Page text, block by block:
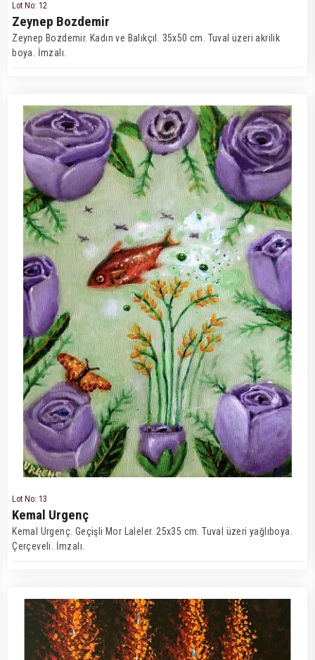
Lot No: 12
Zeynep Bozdemir
Zeynep Bozdemir. Kadın ve Balıkçıl. 35x50 cm. Tuval üzeri akrilik
boya. İmzalı.
Lot No: 13
Kemal Urgenç
Kemal Urgenç. Geçişli Mor Laleler. 25x35 cm. Tuval üzeri yağlıboya.
Çerçeveli. İmzalı.